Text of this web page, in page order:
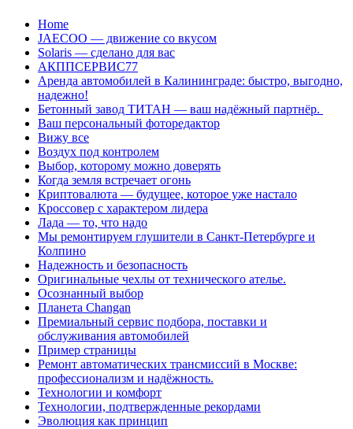
Перейти
содержанию
Home
JAECOO — движение со вкусом
Solaris — сделано для вас
АКППСЕРВИС77
Аренда автомобилей в Калининграде: быстро, выгодно,
надежно!
Бетонный завод ТИТАН — ваш надёжный партнёр.
Ваш персональный фоторедактор
Вижу все
Воздух под контролем
Выбор, которому можно доверять
Когда земля встречает огонь
Криптовалюта — будущее, которое уже настало
Кроссовер с характером лидера
Лада — то, что надо
Мы ремонтируем глушители в Санкт-Петербурге и
Колпино
Надежность и безопасность
Оригинальные чехлы от технического ателье.
Осознанный выбор
Планета Changan
Премиальный сервис подбора, поставки и
обслуживания автомобилей
Пример страницы
Ремонт автоматических трансмиссий в Москве:
профессионализм и надёжность.
Технологии и комфорт
Технологии, подтвержденные рекордами
Эволюция как принцип